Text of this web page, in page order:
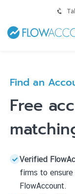
Find an
Free
Verified
firms to
FlowAccount.